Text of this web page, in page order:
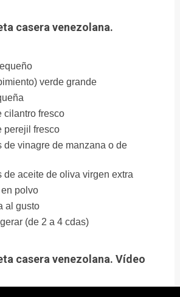
casera venezolana.
verde grande
cilantro fresco
perejil fresco
de vinagre de manzana o de
de aceite de oliva virgen extra
polvo
al gusto
(de 2 a 4 cdas)
casera venezolana. Vídeo